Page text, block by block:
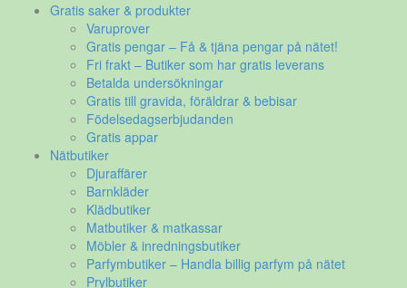
Gratis saker & produkter
Varuprover
Gratis pengar – Få & tjäna pengar på nätet!
Fri frakt – Butiker som har gratis leverans
Betalda undersökningar
Gratis till gravida, föräldrar & bebisar
Födelsedagserbjudanden
Gratis appar
Nätbutiker
Djuraffärer
Barnkläder
Klädbutiker
Matbutiker & matkassar
Möbler & inredningsbutiker
Parfymbutiker – Handla billig parfym på nätet
Prylbutiker